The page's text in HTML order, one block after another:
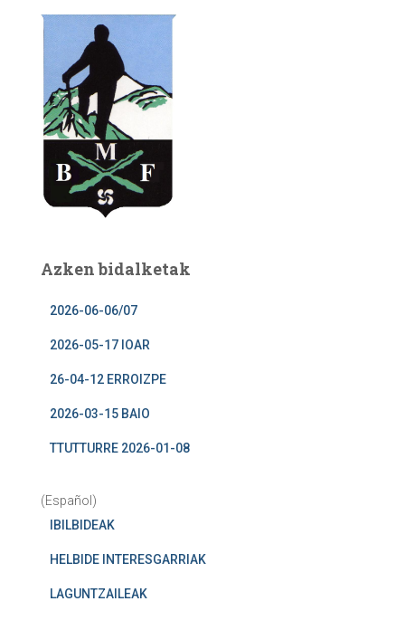
Azken bidalketak
2026-06-06/07
2026-05-17 IOAR
26-04-12 ERROIZPE
2026-03-15 BAIO
TTUTTURRE 2026-01-08
(Español)
IBILBIDEAK
HELBIDE INTERESGARRIAK
LAGUNTZAILEAK